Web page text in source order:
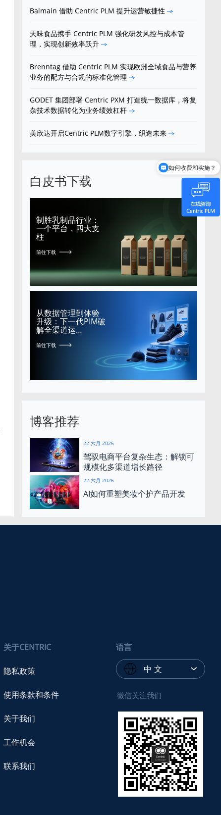
Balmain 借助 Centric PLM 提升运营敏捷性
天味食品携手 Centric PLM 强化研发风控与成本管
理，实现创新效率跃升
Brenntag 借助 Centric PLM 实现欧洲全域食品与营养
业务的配方与合规的标准化管理
GODET 集团部署 Centric PXM 打造统一数据库，将复
杂技术数据转化为业务绩效杠杆
美欣达开启Centric PLM数字引擎，织造未来
白皮书下载
制胜乳制品行业：
一个平台，四大支
柱
前往下载
从数据管理到体验
升级：下一代PIM破
解全渠道运…
前往下载
博客推荐
22 六月 2026
驾驭电商平台复杂生态：解锁可
规模化多渠道增长路径
22 六月 2026
AI如何重塑美妆个护产品开发
关于CENTRIC
隐私政策
使用条款和条件
关于我们
工作机会
联系我们
语言
中 文
微信关注我们
如何收费和实施？